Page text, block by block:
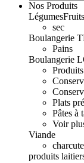
Nos Produits
LégumesFruits
sec
Boulangerie
Pains
Boulangerie
Plats
Pâtes à
Voir
Viande
produits